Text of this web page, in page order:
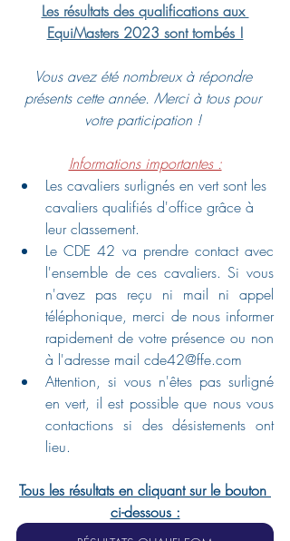
Les résultats des qualifications aux
EquiMasters 2023 sont tombés !
Vous avez été nombreux à répondre
présents cette année. Merci à tous pour
votre participation !
Informations importantes :
Les cavaliers surlignés en vert sont les
cavaliers qualifiés d'office grâce à
leur classement.
Le CDE 42 va prendre contact avec
l'ensemble de ces cavaliers. Si vous
n'avez pas reçu ni mail ni appel
téléphonique, merci de nous informer
rapidement de votre présence ou non
à l'adresse mail cde42@ffe.com
Attention, si vous n'êtes pas surligné
en vert, il est possible que nous vous
contactions si des désistements ont
lieu.
Tous les résultats en cliquant sur le bouton
ci-dessous :